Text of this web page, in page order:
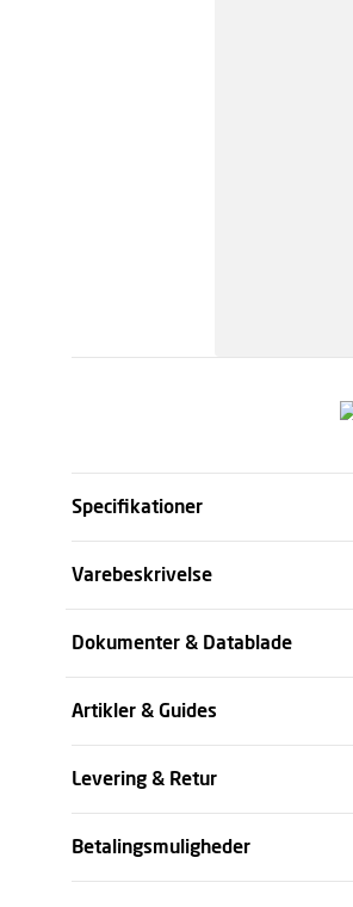
Specifikationer
Størrelse
Køn
Varebeskrivelse
Dokumenter & Datablade
Artikler & Guides
Levering & Retur
Betalingsmuligheder